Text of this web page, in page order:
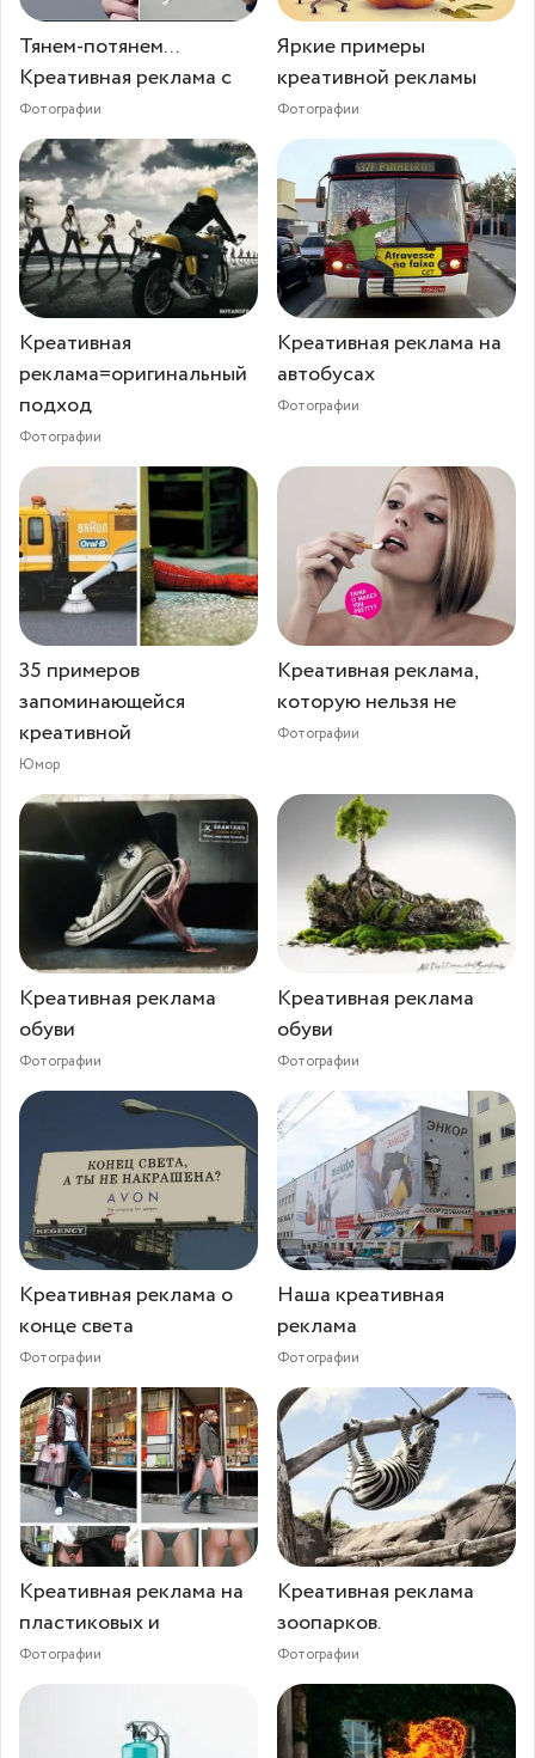
Тянем-потянем...
Креативная реклама с
Фотографии
Яркие примеры
креативной рекламы
Фотографии
Креативная
реклама=оригинальный
подход
Фотографии
Креативная реклама на
автобусах
Фотографии
35 примеров
запоминающейся
креативной
Юмор
Креативная реклама,
которую нельзя не
Фотографии
Креативная реклама
обуви
Фотографии
Креативная реклама
обуви
Фотографии
Креативная реклама о
конце света
Фотографии
Наша креативная
реклама
Фотографии
Креативная реклама на
пластиковых и
Фотографии
Креативная реклама
зоопарков.
Фотографии